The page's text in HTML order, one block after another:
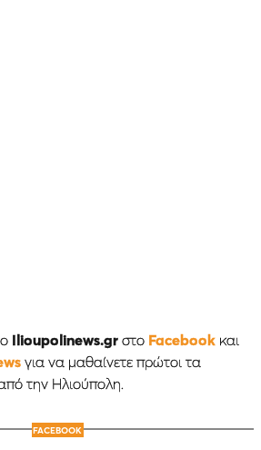
Ilioupolinews.grστο Facebookκαι
για να μαθαίνετε πρώτοι τα
την Ηλιούπολη.
FACEBOOK